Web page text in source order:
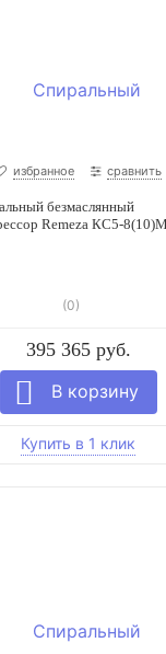
избранное сравнить
безмаслянный
Remeza КС5-
(0)
395 365 руб.